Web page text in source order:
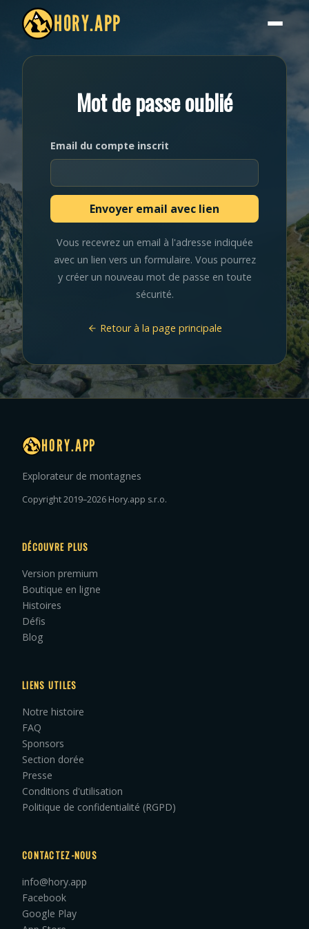
HORY.APP
Mot de passe oublié
Email du compte inscrit
Vous recevrez un email à l'adresse indiquée
avec un lien vers un formulaire. Vous pourrez
y créer un nouveau mot de passe en toute
sécurité.
Retour à la page principale
HORY.APP
Explorateur de montagnes
Copyright 2019–2026 Hory.app s.r.o.
DÉCOUVRE PLUS
Version premium
Boutique en ligne
Histoires
Défis
Blog
LIENS UTILES
Notre histoire
FAQ
Sponsors
Section dorée
Presse
Conditions d'utilisation
Politique de confidentialité (RGPD)
CONTACTEZ-NOUS
info@hory.app
Facebook
Google Play